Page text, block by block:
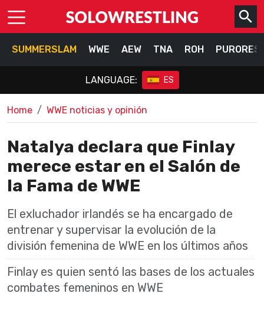
SUMMERSLAM WWE AEW TNA ROH
LANGUAGE: ES
Home WWE noticias y opinión
Natalya declara que Finlay
merece estar en el Salón de
la Fama de WWE
El exluchador irlandés se ha encargado de
entrenar y supervisar la evolución de la
división femenina de WWE en los últimos años
Finlay es quien sentó las bases de los actuales
combates femeninos en WWE